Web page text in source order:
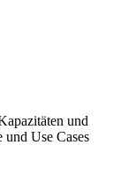
und
Use Cases